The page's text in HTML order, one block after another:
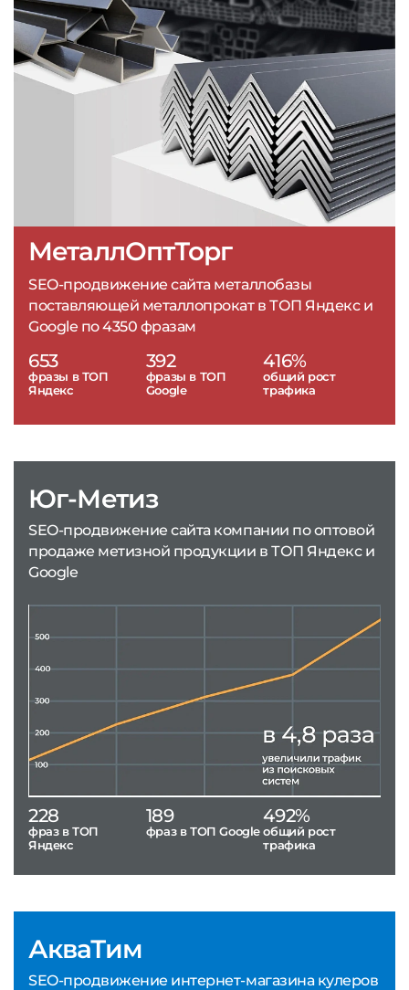
МеталлОптТорг
SEO-продвижение сайта металлобазы
поставляющей металлопрокат в ТОП Яндекс и
Google по 4350 фразам
653
фразы в ТОП
Яндекс
392
фразы в ТОП
Google
416%
общий рост
трафика
АкваТим
SEO-продвижение интернет-магазина кулеров
Юг-Метиз
SEO-продвижение сайта компании по оптовой
продаже метизной продукции в ТОП Яндекс и
Google
228
фраз в ТОП
Яндекс
189
фраз в ТОП Google
492%
общий рост
трафика